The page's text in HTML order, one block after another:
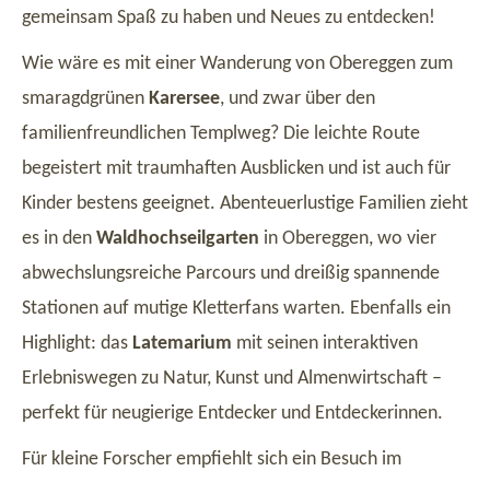
gemeinsam Spaß zu haben und Neues zu entdecken!
Wie wäre es mit einer Wanderung von Obereggen zum
smaragdgrünen Karersee, und zwar über den
familienfreundlichen Templweg? Die leichte Route
begeistert mit traumhaften Ausblicken und ist auch für
Kinder bestens geeignet. Abenteuerlustige Familien zieht
es in den Waldhochseilgarten in Obereggen, wo vier
abwechslungsreiche Parcours und dreißig spannende
Stationen auf mutige Kletterfans warten. Ebenfalls ein
Highlight: das Latemarium mit seinen interaktiven
Erlebniswegen zu Natur, Kunst und Almenwirtschaft –
perfekt für neugierige Entdecker und Entdeckerinnen.
Für kleine Forscher empfiehlt sich ein Besuch im